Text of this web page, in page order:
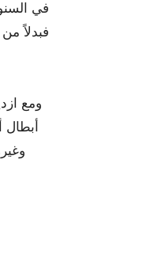
في
فبدلاً
ومع